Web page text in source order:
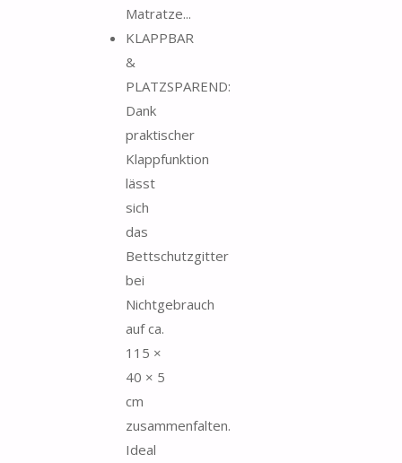
Matratze...
KLAPPBAR
&
PLATZSPAREND:
Dank
praktischer
Klappfunktion
lässt
sich
das
Bettschutzgitter
bei
Nichtgebrauch
auf ca.
115 ×
40 × 5
cm
zusammenfalten.
Ideal